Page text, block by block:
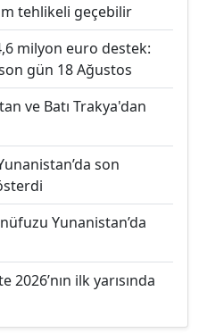
tehlikeli geçebilir
milyon euro destek:
gün 18 Ağustos
ve Batı Trakya'dan
son
Yunanistan’da
ilk yarısında